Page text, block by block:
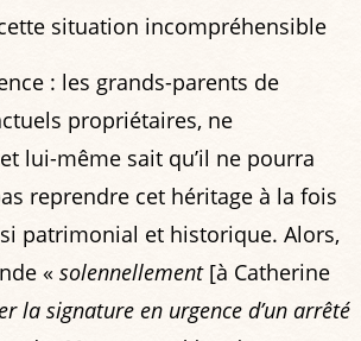
situation incompréhensible
: les grands-parents de
propriétaires, ne
lui-même sait qu’il ne pourra
reprendre cet héritage à la fois
patrimonial et historique. Alors,
« solennellement[à Catherine
la signature en urgence d’un arrêté